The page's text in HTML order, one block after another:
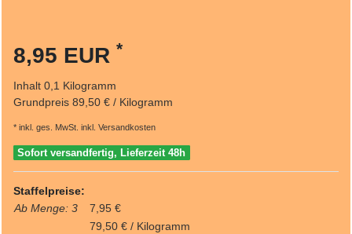
8,95 EUR *
Inhalt 0,1 Kilogramm
Grundpreis 89,50 € / Kilogramm
* inkl. ges. MwSt. inkl. Versandkosten
Sofort versandfertig, Lieferzeit 48h
Staffelpreise:
Ab Menge: 3
7,95 €
79,50 € / Kilogramm